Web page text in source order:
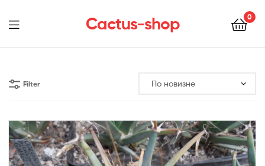
Cactus-shop 0
Menu
Filter